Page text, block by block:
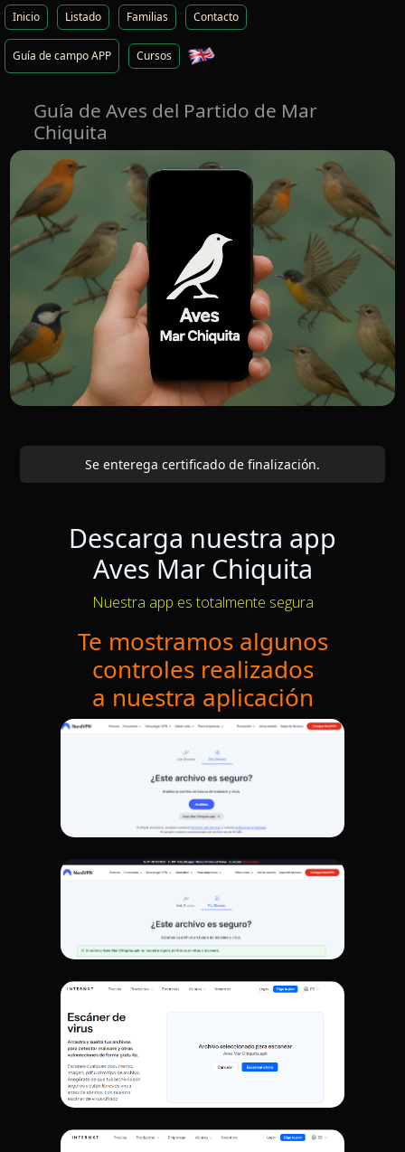
Inicio Listado Familias Contacto
Guía de campo APP Cursos
Guía de Aves del Partido de Mar
Chiquita
Se enterega certificado de finalización.
Descarga nuestra app
Aves Mar Chiquita
Nuestra app es totalmente segura
Te mostramos algunos
controles realizados
a nuestra aplicación